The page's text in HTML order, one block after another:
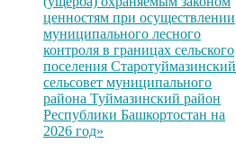
ценностям при осуществлении
муниципального лесного
контроля в границах сельского
поселения Старотуймазинский
сельсовет муниципального
района Туймазинский район
Республики Башкортостан на
2026 год»